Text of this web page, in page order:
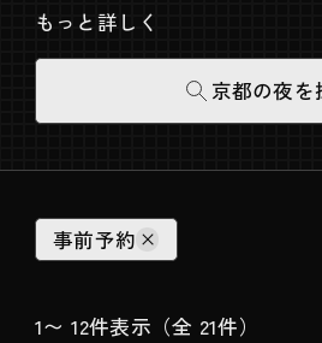
もっと詳しく
京都の夜を
事前予約
1〜 12件表示 （全 21件）